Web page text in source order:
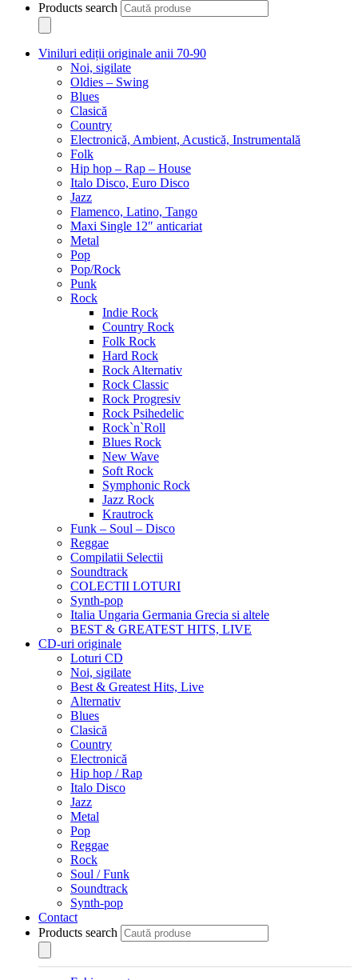
Products search
Viniluri ediții originale anii 70-90
Noi, sigilate
Oldies – Swing
Blues
Clasică
Country
Electronică, Ambient, Acustică, Instrumentală
Folk
Hip hop – Rap – House
Italo Disco, Euro Disco
Jazz
Flamenco, Latino, Tango
Maxi Single 12″ anticariat
Metal
Pop
Pop/Rock
Punk
Rock
Indie Rock
Country Rock
Folk Rock
Hard Rock
Rock Alternativ
Rock Classic
Rock Progresiv
Rock Psihedelic
Rock`n`Roll
Blues Rock
New Wave
Soft Rock
Symphonic Rock
Jazz Rock
Krautrock
Funk – Soul – Disco
Reggae
Compilatii Selectii
Soundtrack
COLECTII LOTURI
Synth-pop
Italia Ungaria Germania Grecia si altele
BEST & GREATEST HITS, LIVE
CD-uri originale
Loturi CD
Noi, sigilate
Best & Greatest Hits, Live
Alternativ
Blues
Clasică
Country
Electronică
Hip hop / Rap
Italo Disco
Jazz
Metal
Pop
Reggae
Rock
Soul / Funk
Soundtrack
Synth-pop
Contact
Products search